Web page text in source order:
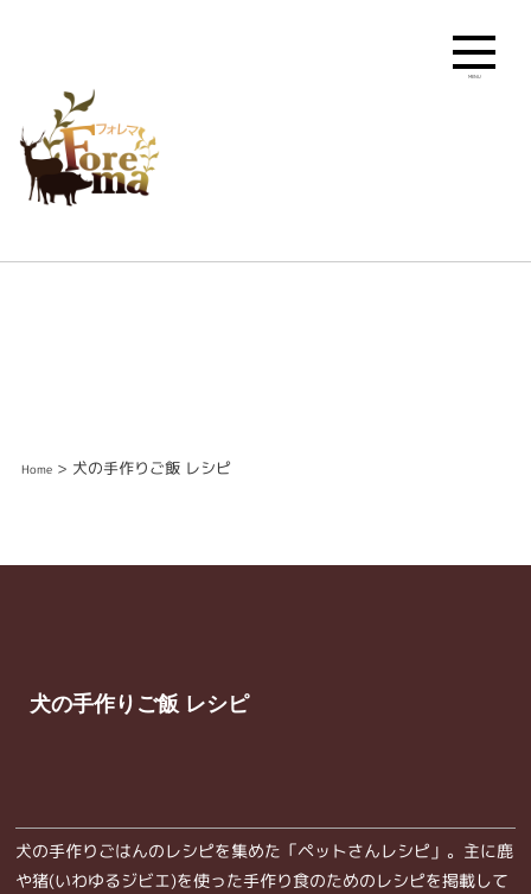
Home> 犬の手作りご飯 レシピ
犬の手作りご飯 レシピ
犬の手作りごはんのレシピを集めた「ペットさんレシピ」。主に鹿
や猪(いわゆるジビエ)を使った手作り食のためのレシピを掲載して
MENU